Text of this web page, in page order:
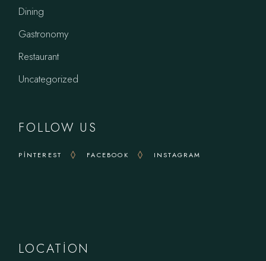
Dining
Gastronomy
Restaurant
Uncategorized
FOLLOW US
PINTEREST FACEBOOK INSTAGRAM
LOCATION